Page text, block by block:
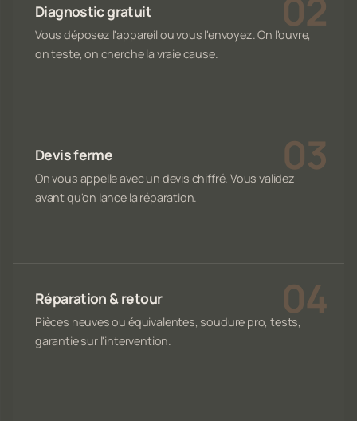
Diagnostic gratuit
Vous déposez l'appareil ou vous l'envoyez. On l'ouvre,
on teste, on cherche la vraie cause.
Devis ferme
On vous appelle avec un devis chiffré. Vous validez
avant qu'on lance la réparation.
Réparation & retour
Pièces neuves ou équivalentes, soudure pro, tests,
garantie sur l'intervention.